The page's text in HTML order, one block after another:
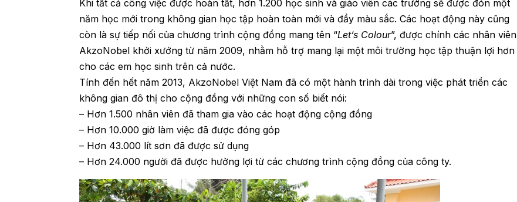
Khi tất cả công việc được hoàn tất, hơn 1.200 học sinh và giáo viên các trường sẽ được đón một
năm học mới trong không gian học tập hoàn toàn mới và đầy màu sắc. Các hoạt động này cũng
còn là sự tiếp nối của chương trình cộng đồng mang tên “Let’s Colour”, được chính các nhân viên
AkzoNobel khởi xướng từ năm 2009, nhằm hỗ trợ mang lại một môi trường học tập thuận lợi hơn
cho các em học sinh trên cả nước.
Tính đến hết năm 2013, AkzoNobel Việt Nam đã có một hành trình dài trong việc phát triển các
không gian đô thị cho cộng đồng với những con số biết nói:
– Hơn 1.500 nhân viên đã tham gia vào các hoạt động cộng đồng
– Hơn 10.000 giờ làm việc đã được đóng góp
– Hơn 43.000 lít sơn đã được sử dụng
– Hơn 24.000 người đã được hưởng lợi từ các chương trình cộng đồng của công ty.